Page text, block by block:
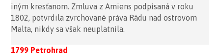
iným kresťanom. Zmluva z Amiens podpísaná v roku
1802, potvrdila zvrchované práva Rádu nad ostrovom
Malta, nikdy sa však neuplatnila.
1799 Petrohrad